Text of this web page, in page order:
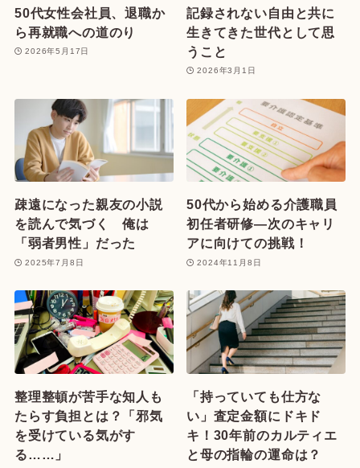
50代女性会社員、退職か
ら再就職への道のり
2026年5月17日
記録されない自由と共に
生きてきた世代として思
うこと
2026年3月1日
疎遠になった親友の小説
を読んで気づく 俺は
「弱者男性」だった
2025年7月8日
50代から始める介護職員
初任者研修—次のキャリ
アに向けての挑戦！
2024年11月8日
整理整頓が苦手な知人も
たらす負担とは？「邪気
を受けている気がす
る……」
「持っていても仕方な
い」査定金額にドキド
キ！30年前のカルティエ
と母の指輪の運命は？